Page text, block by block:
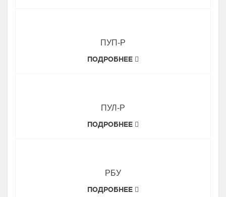
ПУП-Р
ПОДРОБНЕЕ
ПУЛ-Р
ПОДРОБНЕЕ
РБУ
ПОДРОБНЕЕ